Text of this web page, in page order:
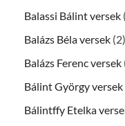
Balassi Bálint versek
Balázs Béla versek (2)
Balázs Ferenc versek
Bálint György versek
Bálintffy Etelka